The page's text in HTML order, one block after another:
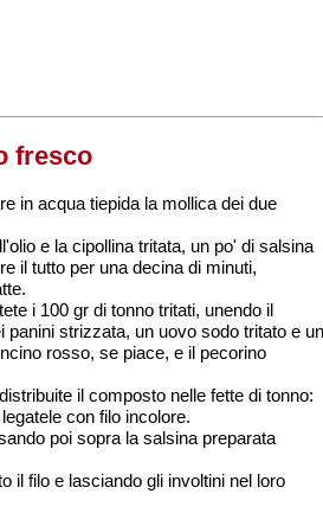
fresco
in acqua tiepida la mollica dei due
e la cipollina tritata, un po' di salsina
il tutto per una decina di minuti,
i 100 gr di tonno tritati, unendo il
panini strizzata, un uovo sodo tritato e un
rosso, se piace, e il pecorino
il composto nelle fette di tonno:
con filo incolore.
poi sopra la salsina preparata
il filo e lasciando gli involtini nel loro